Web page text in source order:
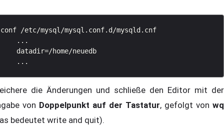
conf /etc/mysql/mysql.conf.d/mysqld.cnf
    ...
    datadir=/home/neuedb
die Änderungen und schließe den Editor mit der
von Doppelpunkt auf der Tastatur, gefolgt von wq
bedeutet write and quit).